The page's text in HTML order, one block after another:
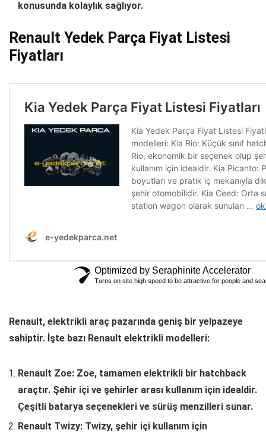
konusunda kolaylık sağlıyor.
Renault Yedek Parça Fiyat Listesi
Fiyatları
Renault, elektrikli araç pazarında geniş bir yelpazeye
sahiptir. İşte bazı Renault elektrikli modelleri:
Renault Zoe: Zoe, tamamen elektrikli bir hatchback
araçtır. Şehir içi ve şehirler arası kullanım için idealdir.
Çeşitli batarya seçenekleri ve sürüş menzilleri sunar.
Renault Twizy: Twizy, şehir içi kullanım için